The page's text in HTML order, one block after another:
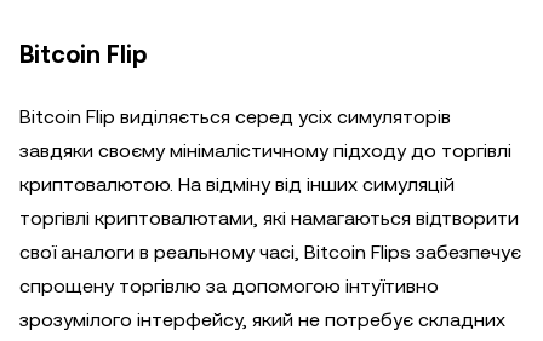
Bitcoin Flip
Bitcoin Flip виділяється серед усіх симуляторів
завдяки своєму мінімалістичному підходу до торгівлі
криптовалютою. На відміну від інших симуляцій
торгівлі криптовалютами, які намагаються відтворити
свої аналоги в реальному часі, Bitcoin Flips забезпечує
спрощену торгівлю за допомогою інтуїтивно
зрозумілого інтерфейсу, який не потребує складних